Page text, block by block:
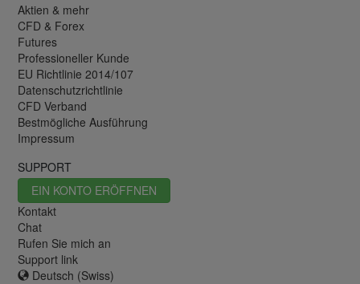
Aktien & mehr
CFD & Forex
Futures
Professioneller Kunde
EU Richtlinie 2014/107
Datenschutzrichtlinie
CFD Verband
Bestmögliche Ausführung
Impressum
SUPPORT
EIN KONTO ERÖFFNEN
Kontakt
Chat
Rufen Sie mich an
Support link
Deutsch (Swiss)